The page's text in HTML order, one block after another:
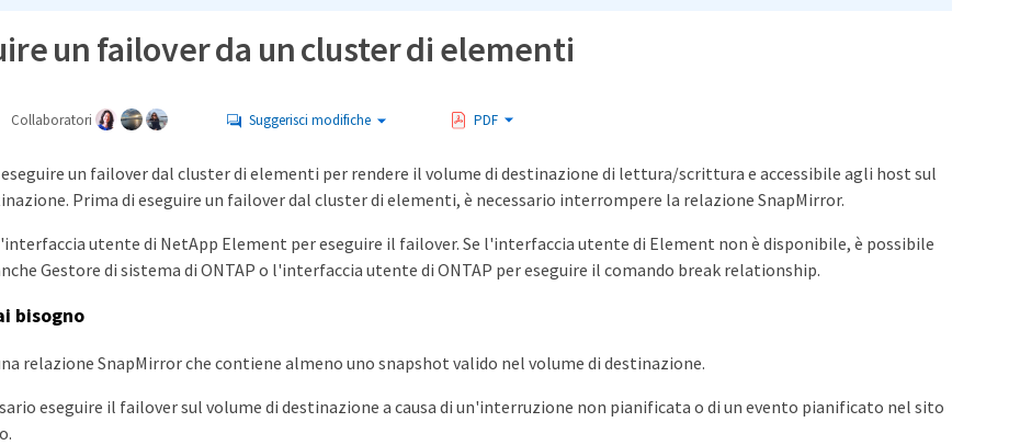
un failover da un cluster di elementi
Collaboratori Suggerisci modifiche PDF
un failover dal cluster di elementi per rendere il volume di destinazione di lettura/scrittura e accessibile agli host sul
Prima di eseguire un failover dal cluster di elementi, è necessario interrompere la relazione SnapMirror.
utente di NetApp Element per eseguire il failover. Se l'interfaccia utente di Element non è disponibile, è possibile
Gestore di sistema di ONTAP o l'interfaccia utente di ONTAP per eseguire il comando break relationship.
bisogno
relazione SnapMirror che contiene almeno uno snapshot valido nel volume di destinazione.
eseguire il failover sul volume di destinazione a causa di un'interruzione non pianificata o di un evento pianificato nel sito